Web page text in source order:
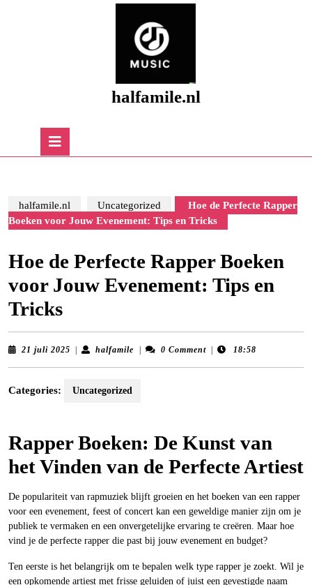
halfamile.nl
halfamile.nl Uncategorized
Hoe de Perfecte Rapper
Boeken voor Jouw Evenement: Tips en Tricks
Hoe de Perfecte Rapper Boeken
voor Jouw Evenement: Tips en
Tricks
21 juli 2025 21
halfamile halfamile0 Comment 18:58
Categories: Uncategorized
Rapper Boeken: De Kunst van
het Vinden van de Perfecte Artiest
De populariteit van rapmuziek blijft groeien en het boeken van een rapper
voor een evenement, feest of concert kan een geweldige manier zijn om je
publiek te vermaken en een onvergetelijke ervaring te creëren. Maar hoe
vind je de perfecte rapper die past bij jouw evenement en budget?
Ten eerste is het belangrijk om te bepalen welk type rapper je zoekt. Wil je
een opkomende artiest met frisse geluiden of juist een gevestigde naam